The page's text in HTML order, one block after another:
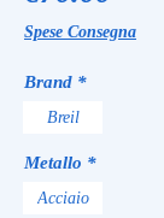
Spese Consegna
Brand *
Breil
Metallo *
Acciaio